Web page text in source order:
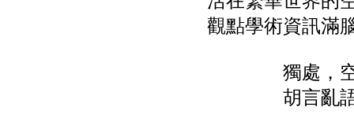
觀點學術資訊滿
獨處，
胡言亂